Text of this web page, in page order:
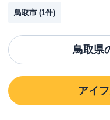
鳥取市 (1件)
鳥取県
アイ